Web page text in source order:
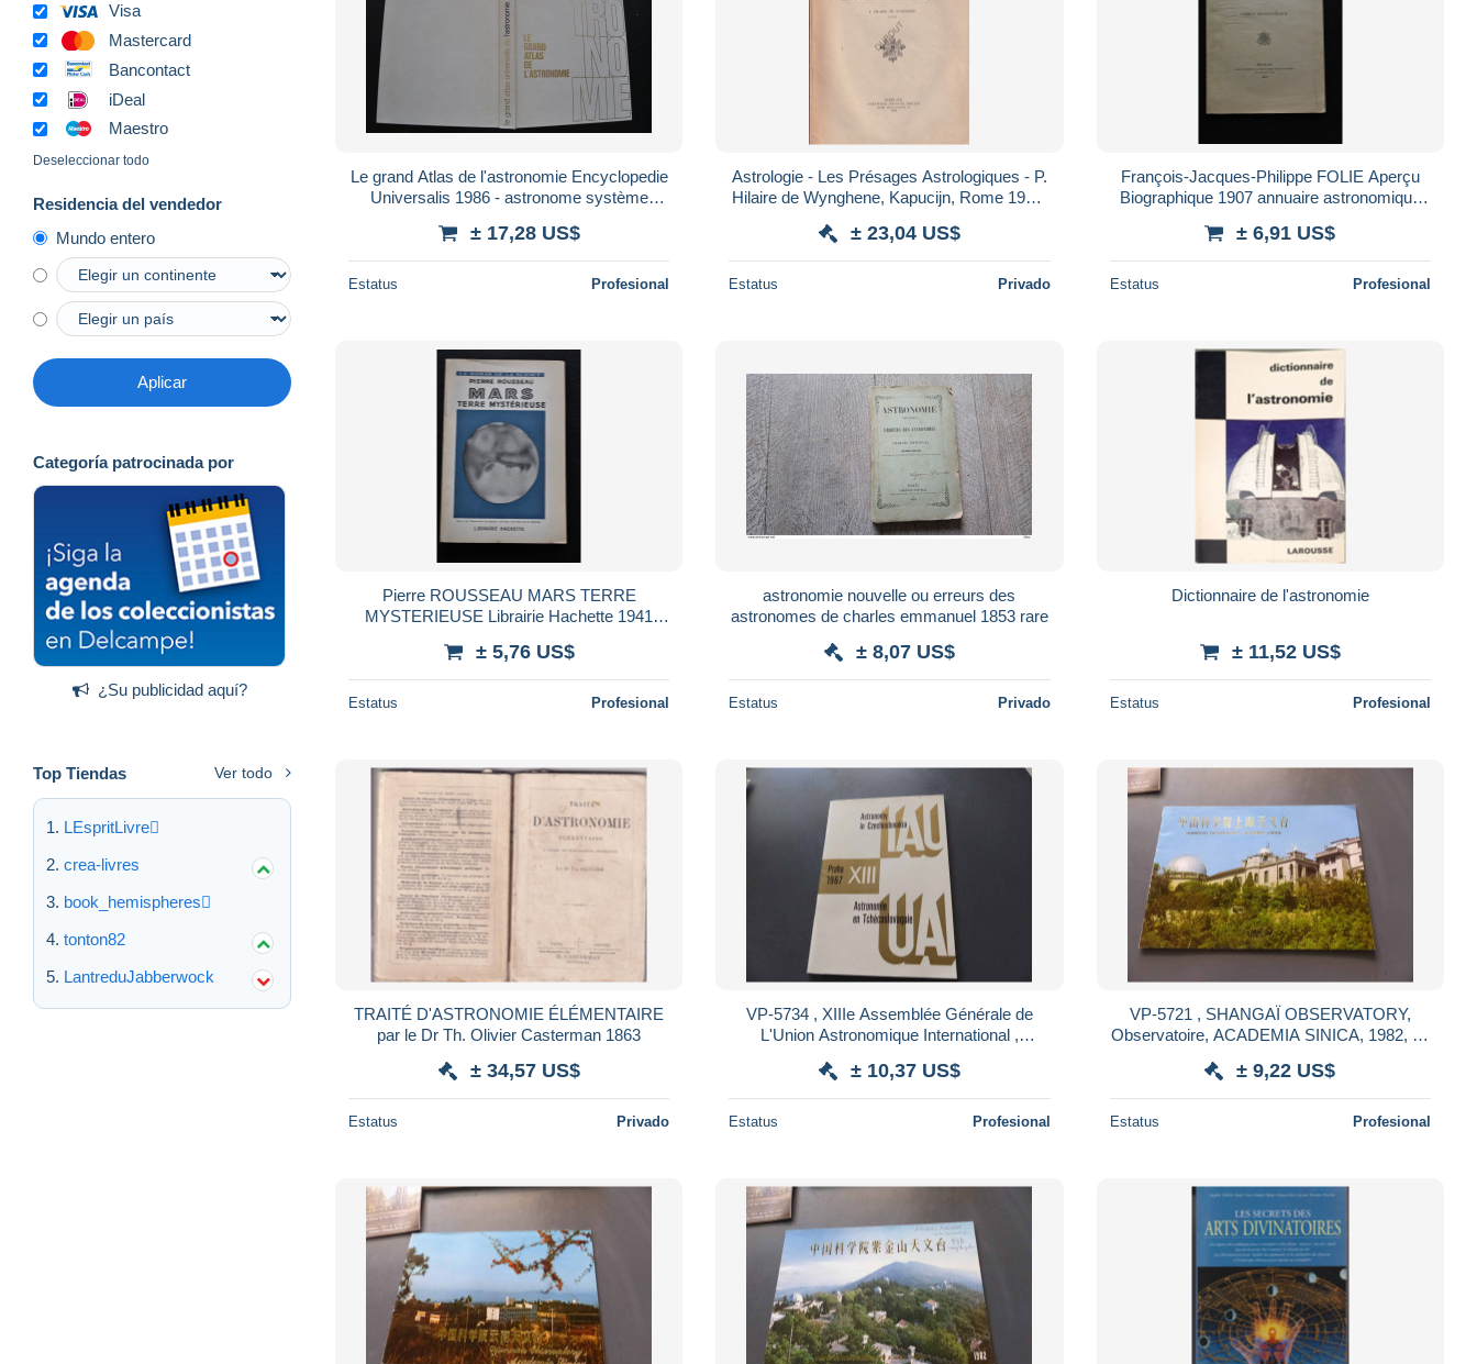
Visa
Mastercard
Bancontact
iDeal
Maestro
Deseleccionar todo
Residencia del vendedor
Mundo entero
Aplicar
Categoría patrocinada por
¿Su publicidad aquí?
Top Tiendas Ver todo
LEspritLivre
crea-livres
book_hemispheres
tonton82
LantreduJabberwock
Le grand Atlas de l'astronomie Encyclopedie
Universalis 1986 - astronome système
± 17,28 US$
Estatus Profesional
Astrologie - Les Présages Astrologiques - P.
Hilaire de Wynghene, Kapucijn, Rome 1932,
± 23,04 US$
Estatus Privado
François-Jacques-Philippe FOLIE Aperçu
Biographique 1907 annuaire astronomique
± 6,91 US$
Estatus Profesional
Pierre ROUSSEAU MARS TERRE
MYSTERIEUSE Librairie Hachette 1941
martien martienne
± 5,76 US$
Estatus Profesional
astronomie nouvelle ou erreurs des
astronomes de charles emmanuel 1853 rare
± 8,07 US$
Estatus Privado
Dictionnaire de l'astronomie
± 11,52 US$
Estatus Profesional
TRAITÉ D'ASTRONOMIE ÉLÉMENTAIRE
par le Dr Th. Olivier Casterman 1863
± 34,57 US$
Estatus Privado
VP-5734 , XIIIe Assemblée Générale de
L'Union Astronomique International ,
± 10,37 US$
Estatus Profesional
VP-5721 , SHANGAÏ OBSERVATORY,
Observatoire, ACADEMIA SINICA, 1982, 14
± 9,22 US$
Estatus Profesional